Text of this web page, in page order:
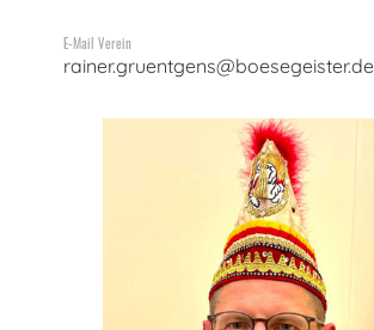
E-Mail Verein
rainer.gruentgens@boesegeister.de